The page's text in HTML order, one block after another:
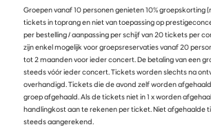
Groepen vanaf 10 personen genieten 10% groepskorting
tickets in toprang en niet van toepassing op
per bestelling / aanpassing per schijf van 20 tickets per
zijn enkel mogelijk voor groepsreservaties vanaf 20
tot 2 maanden voor ieder concert. De betaling van een
steeds vóór ieder concert. Tickets worden slechts na
overhandigd. Tickets die de avond zelf worden
groep afgehaald. Als de tickets niet in 1 x worden
handlingkost aan te rekenen per ticket. Niet afgehaalde
steeds aangerekend.